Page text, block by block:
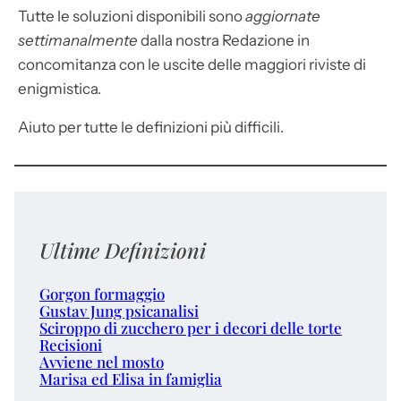
Tutte le soluzioni disponibili sonoaggiornate
settimanalmente dalla nostra Redazione in
concomitanza con le uscite delle maggiori riviste di
enigmistica.
Aiuto per tutte le definizioni più difficili.
Ultime Definizioni
Gorgon formaggio
Gustav Jung psicanalisi
Sciroppo di zucchero per i decori delle torte
Recisioni
Avviene nel mosto
Marisa ed Elisa in famiglia